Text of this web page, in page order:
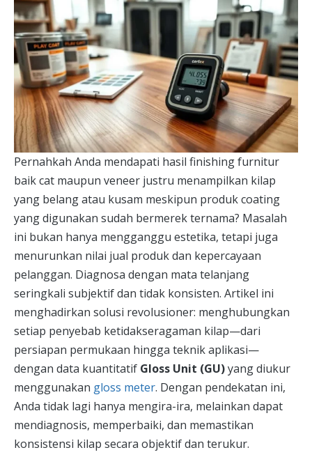
Pernahkah Anda mendapati hasil finishing furnitur
baik cat maupun veneer justru menampilkan kilap
yang belang atau kusam meskipun produk coating
yang digunakan sudah bermerek ternama? Masalah
ini bukan hanya mengganggu estetika, tetapi juga
menurunkan nilai jual produk dan kepercayaan
pelanggan. Diagnosa dengan mata telanjang
seringkali subjektif dan tidak konsisten. Artikel ini
menghadirkan solusi revolusioner: menghubungkan
setiap penyebab ketidakseragaman kilap—dari
persiapan permukaan hingga teknik aplikasi—
dengan data kuantitatif Gloss Unit (GU)yang diukur
menggunakan gloss meter. Dengan pendekatan ini,
Anda tidak lagi hanya mengira-ira, melainkan dapat
mendiagnosis, memperbaiki, dan memastikan
konsistensi kilap secara objektif dan terukur.